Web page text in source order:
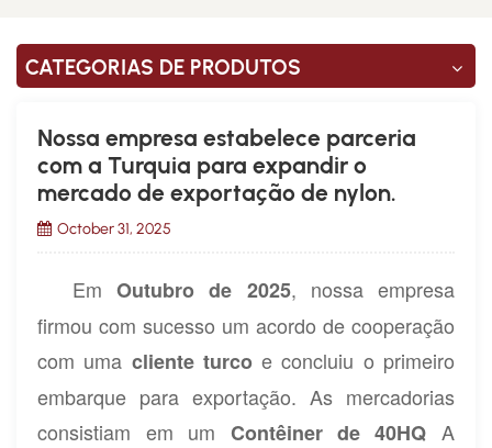
CATEGORIAS DE PRODUTOS
Nossa empresa estabelece parceria
com a Turquia para expandir o
mercado de exportação de nylon.
October 31, 2025
EmOutubro de 2025, nossa empresa
firmou com sucesso um acordo de cooperação
com uma cliente turcoe concluiu o primeiro
embarque para exportação. As mercadorias
consistiam em um Contêiner de 40HQ A